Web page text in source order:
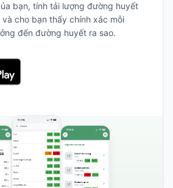
bạn, tính tải lượng đường huyết
cho bạn thấy chính xác mỗi
đến đường huyết ra sao.